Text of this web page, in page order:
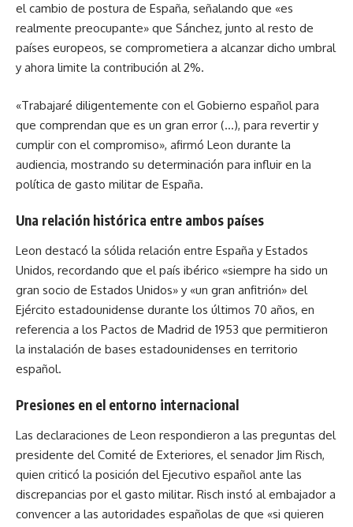
el cambio de postura de España, señalando que «es
realmente preocupante» que Sánchez, junto al resto de
países europeos, se comprometiera a alcanzar dicho umbral
y ahora limite la contribución al 2%.
«Trabajaré diligentemente con el Gobierno español para
que comprendan que es un gran error (…), para revertir y
cumplir con el compromiso», afirmó Leon durante la
audiencia, mostrando su determinación para influir en la
política de gasto militar de España.
Una relación histórica entre ambos países
Leon destacó la sólida relación entre España y Estados
Unidos, recordando que el país ibérico «siempre ha sido un
gran socio de Estados Unidos» y «un gran anfitrión» del
Ejército estadounidense durante los últimos 70 años, en
referencia a los Pactos de Madrid de 1953 que permitieron
la instalación de bases estadounidenses en territorio
español.
Presiones en el entorno internacional
Las declaraciones de Leon respondieron a las preguntas del
presidente del Comité de Exteriores, el senador Jim Risch,
quien criticó la posición del Ejecutivo español ante las
discrepancias por el gasto militar. Risch instó al embajador a
convencer a las autoridades españolas de que «si quieren